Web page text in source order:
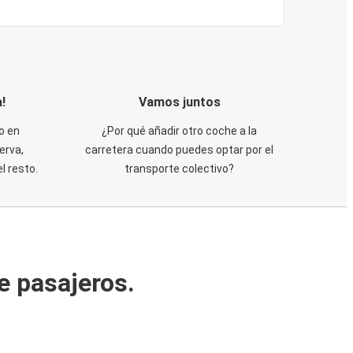
en
resto.
Vamos juntos
¿Por qué añadir otro coche a la
carretera cuando puedes optar por el
transporte colectivo?
pasajeros.